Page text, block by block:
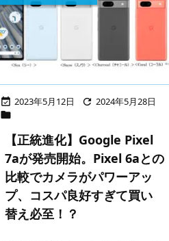
 2023年5月12日  2024年5月28日

【正統進化】Google Pixel
7aが発売開始。Pixel 6aとの
比較でカメラがパワーアッ
プ、コスパ良好すぎて買い
替え必至！？